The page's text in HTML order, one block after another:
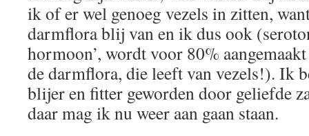
ik of er wel genoeg vezels in zitten,
darmflora blij van en ik dus ook
hormoon’, wordt voor 80%
de darmflora, die leeft van vezels!). Ik
blijer en fitter geworden door geliefde
daar mag ik nu weer aan gaan staan.